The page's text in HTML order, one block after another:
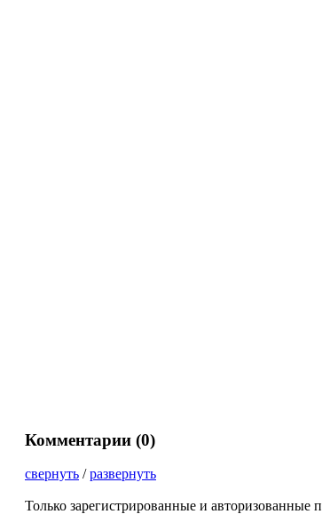
Комментарии (0)
свернуть /развернуть
Только зарегистрированные и авторизованные